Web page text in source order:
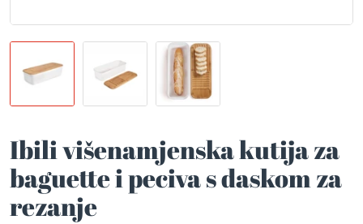
Ibili višenamjenska kutija za
baguette i peciva s daskom za
rezanje